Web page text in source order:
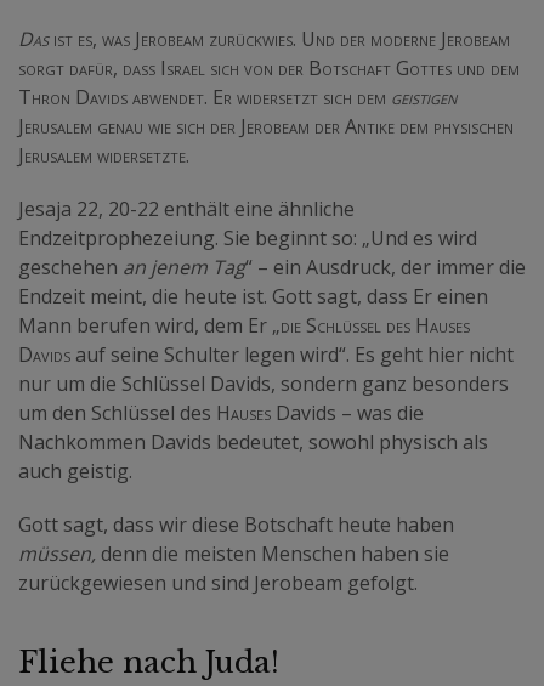
Dasist es, was Jerobeam zurückwies. Und der moderne Jerobeam
sorgt dafür, dass Israel sich von der Botschaft Gottes und dem
Thron Davids abwendet. Er widersetzt sich dem geistigen
Jerusalem genau wie sich der Jerobeam der Antike dem physischen
Jerusalem widersetzte.
Jesaja 22, 20-22 enthält eine ähnliche
Endzeitprophezeiung. Sie beginnt so: „Und es wird
geschehen an jenem Tag“ – ein Ausdruck, der immer die
Endzeit meint, die heute ist. Gott sagt, dass Er einen
Mann berufen wird, dem Er „die Schlüssel des Hauses
Davids auf seine Schulter legen wird“. Es geht hier nicht
nur um die Schlüssel Davids, sondern ganz besonders
um den Schlüssel des Hauses Davids – was die
Nachkommen Davids bedeutet, sowohl physisch als
auch geistig.
Gott sagt, dass wir diese Botschaft heute haben
müssen, denn die meisten Menschen haben sie
zurückgewiesen und sind Jerobeam gefolgt.
Fliehe nach Juda!